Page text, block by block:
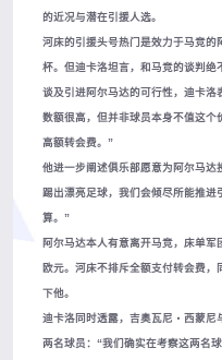
的近况与潜在引援人选。
河床的引援头号热门是效力于马竞
杯。但迪卡洛坦言，和马竞的谈判绝
谈及引进阿尔马达的可行性，迪卡洛
数额很高，但并非球员本身不值这
高额转会费。”
他进一步阐述俱乐部愿意为阿尔马达
踢出漂亮足球，我们会倾尽所能推进
算。”
阿尔马达本人有意离开马竞，床单
欧元。河床不排斥全额支付转会费
下他。
迪卡洛同时透露，吉奥瓦尼・西蒙
两名球员：“我们确实在考察这两名